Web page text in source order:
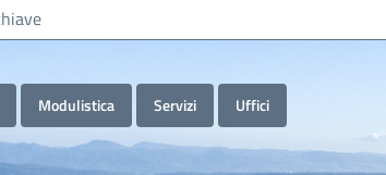
Modulistica Servizi Uffici